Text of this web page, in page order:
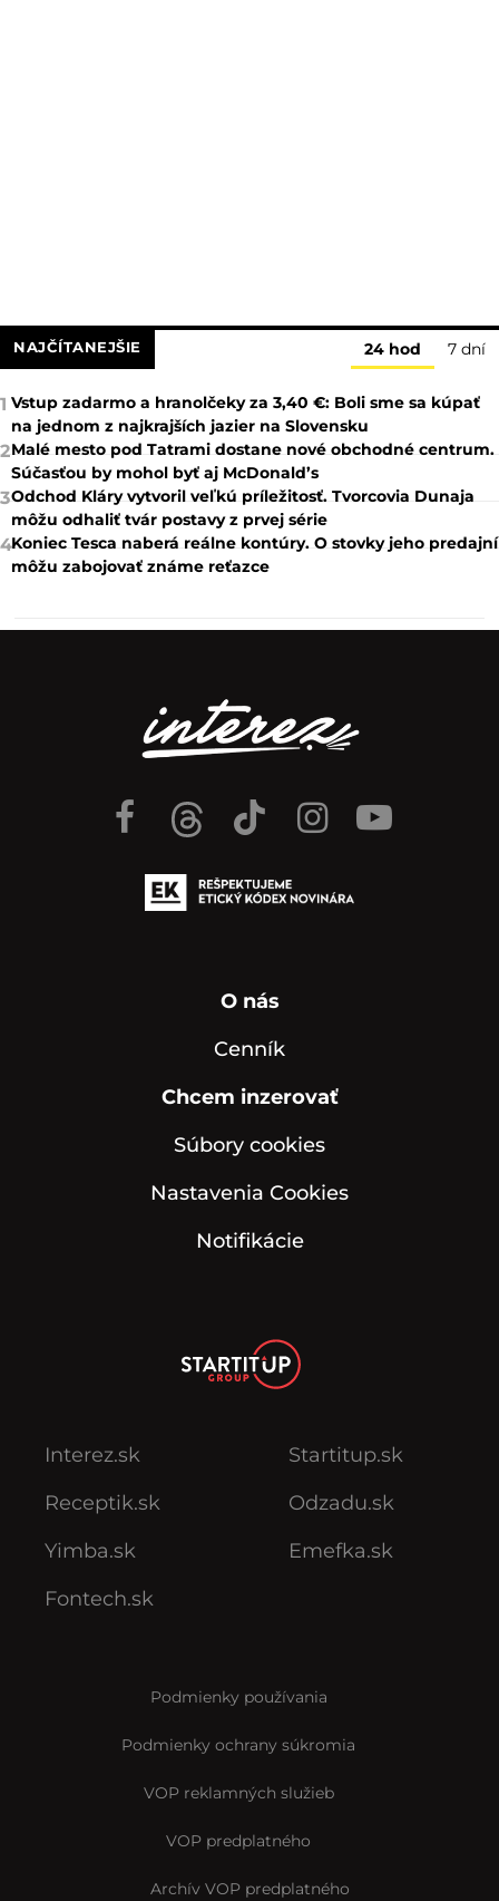
NAJČÍTANEJŠIE 24 hod 7 dní
1 Vstup zadarmo a hranolčeky za 3,40 €: Boli sme sa kúpať
na jednom z najkrajších jazier na Slovensku
2Malé mesto pod Tatrami dostane nové obchodné centrum.
Súčasťou by mohol byť aj McDonald’s
3Odchod Kláry vytvoril veľkú príležitosť. Tvorcovia Dunaja
môžu odhaliť tvár postavy z prvej série
4Koniec Tesca naberá reálne kontúry. O stovky jeho predajní
môžu zabojovať známe reťazce
O nás
Cenník
Chcem inzerovať
Súbory cookies
Nastavenia Cookies
Notifikácie
Interez.sk
Receptik.sk
Yimba.sk
Fontech.sk
Startitup.sk
Odzadu.sk
Emefka.sk
Podmienky používania
Podmienky ochrany súkromia
VOP reklamných služieb
VOP predplatného
Archív VOP predplatného